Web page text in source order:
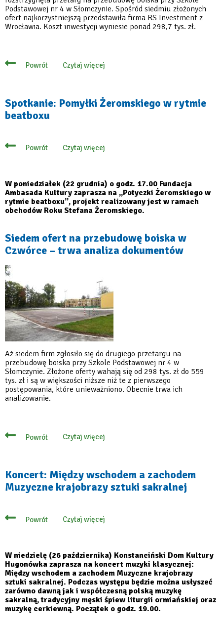
Podstawowej nr 4 w Słomczynie. Spośród siedmiu złożonych
ofert najkorzystniejszą przedstawiła firma RS Investment z
Wrocławia. Koszt inwestycji wyniesie ponad 298,7 tys. zł.
Powrót Czytaj więcej
o
za
ile
Słomczynie
Spotkanie: Pomyłki Żeromskiego w rytmie
beatboxu
Powrót Czytaj więcej
o
w
rytmie
beatboxu
W poniedziałek (22 grudnia) o godz. 17.00 Fundacja
Ambasada Kultury zaprasza na „Potyczki Żeromskiego w
rytmie beatboxu”, projekt realizowany jest w ramach
obchodów Roku Stefana Żeromskiego.
Siedem ofert na przebudowę boiska w
Czwórce – trwa analiza dokumentów
Aż siedem firm zgłosiło się do drugiego przetargu na
przebudowę boiska przy Szkole Podstawowej nr 4 w
Słomczynie. Złożone oferty wahają się od 298 tys. zł do 559
tys. zł i są w większości niższe niż te z pierwszego
postępowania, które unieważniono. Obecnie trwa ich
analizowanie.
Powrót Czytaj więcej
o
przebudowę
boiska
w
Czwórce
analiza
dokumentów
Koncert: Między wschodem a zachodem
Muzyczne krajobrazy sztuki sakralnej
Powrót Czytaj więcej
o
a
zachodem
Muzyczne
krajobrazy
sztuki
sakralnej
W niedzielę (26 października) Konstanciński Dom Kultury
Hugonówka zaprasza na koncert muzyki klasycznej:
Między wschodem a zachodem Muzyczne krajobrazy
sztuki sakralnej. Podczas występu będzie można usłyszeć
zarówno dawną jak i współczesną polską muzykę
sakralną, tradycyjny męski śpiew liturgii ormiańskiej oraz
muzykę cerkiewną. Początek o godz. 19.00.